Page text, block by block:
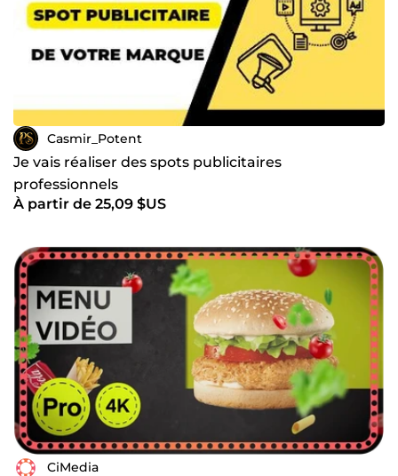
Casmir_Potent
Je vais réaliser des spots publicitaires
professionnels
À partir de 25,09 $US
CiMedia